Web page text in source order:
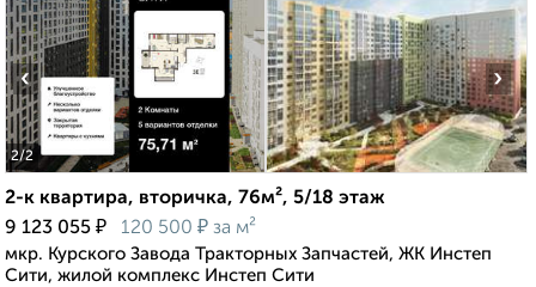
2/2
‹ ›
2-к квартира, вторичка, 76м², 5/18 этаж
9 123 055 ₽ 120 500 ₽ за м²
мкр. Курского Завода Тракторных Запчастей, ЖК Инстеп
Сити, жилой комплекс Инстеп Сити